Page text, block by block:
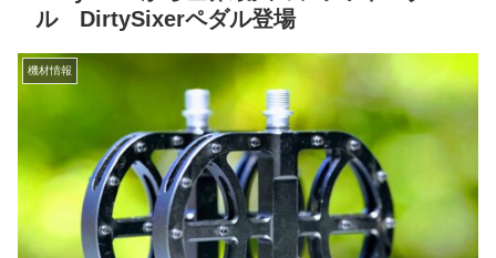
ル DirtySixerペダル登場
機材情報